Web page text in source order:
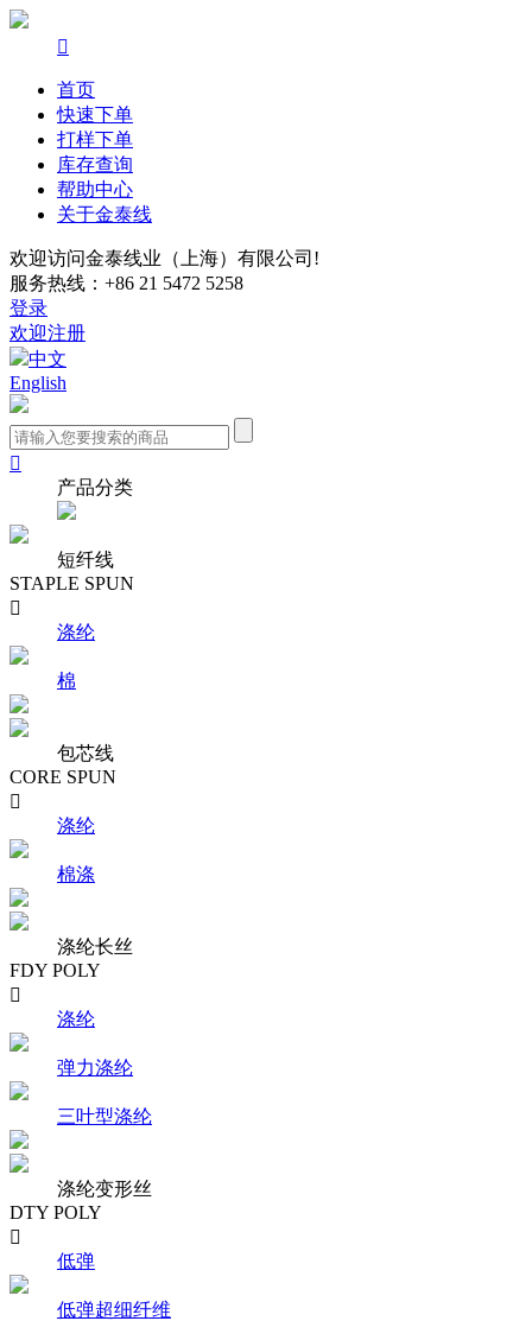

首页
快速下单
打样下单
库存查询
帮助中心
关于金泰线
欢迎访问金泰线业（上海）有限公司!
服务热线：+86 21 5472 5258
登录
欢迎注册
中文
English

产品分类
短纤线
STAPLE SPUN

涤纶
棉
包芯线
CORE SPUN

涤纶
棉涤
涤纶长丝
FDY POLY

涤纶
弹力涤纶
三叶型涤纶
涤纶变形丝
DTY POLY

低弹
低弹超细纤维